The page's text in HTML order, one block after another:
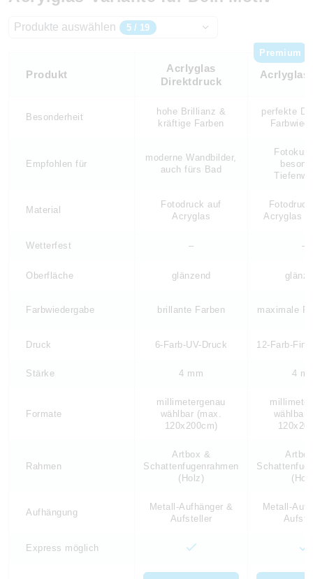
Produkte auswählen 5 / 19
Produkt
Acrlyglas
Direktdruck
Premium
Acrlyglas
Besonderheit
hohe Brillianz &
kräftige Farben
perfekte
Empfohlen für
moderne Wandbilder,
auch fürs Bad
Material
Fotodruck auf
Acryglas
Acryglas
Wetterfest – –
Oberfläche glänzend
Farbwiedergabe brillante Farben maximale
Druck 6-Farb-UV-Druck 12-Farb-
Stärke 4 mm 4
Formate
millimetergenau
wählbar (max.
120x200cm)
wählbar
Rahmen
Artbox &
Schattenfugenrahmen
(Holz)
Aufhängung
Metall-Aufhänger &
Aufsteller
Metall-
Express möglich